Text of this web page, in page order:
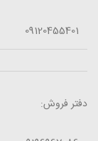
09120455401
دفتر فروش: